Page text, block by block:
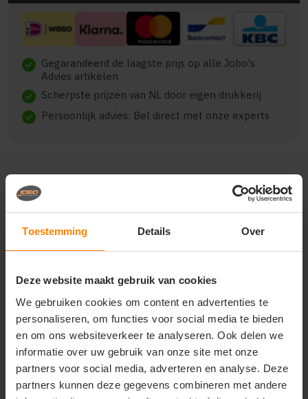
Toestemming Details Over
Deze website maakt gebruik van cookies
We gebruiken cookies om content en advertenties te
personaliseren, om functies voor social media te bieden
en om ons websiteverkeer te analyseren. Ook delen we
informatie over uw gebruik van onze site met onze
partners voor social media, adverteren en analyse. Deze
partners kunnen deze gegevens combineren met andere
check Gegarandeerd de laagste prijs op alle Jobo's
Advies artikelen
check Scherpste prijzen van NL door eigen drukkerij
check Persoonlijk advies: Bel direct met onze experts
Beschrijving
Het ROLY DACOSTA DE9127 is een veelzijdig en
gsm.. De kwaliteit biedt een goede balans tussen
dagelijks gebruik, bedrijfskleding en promotionele
toepassingen. Verkrijgbaar in diverse varianten en
maten.